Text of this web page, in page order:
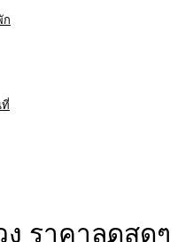
ก
ราคาลดสุดๆ